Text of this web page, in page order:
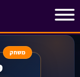
משחק